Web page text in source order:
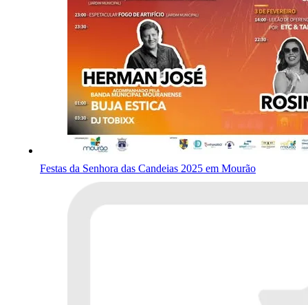
Festas da Senhora das Candeias 2025 em Mourão